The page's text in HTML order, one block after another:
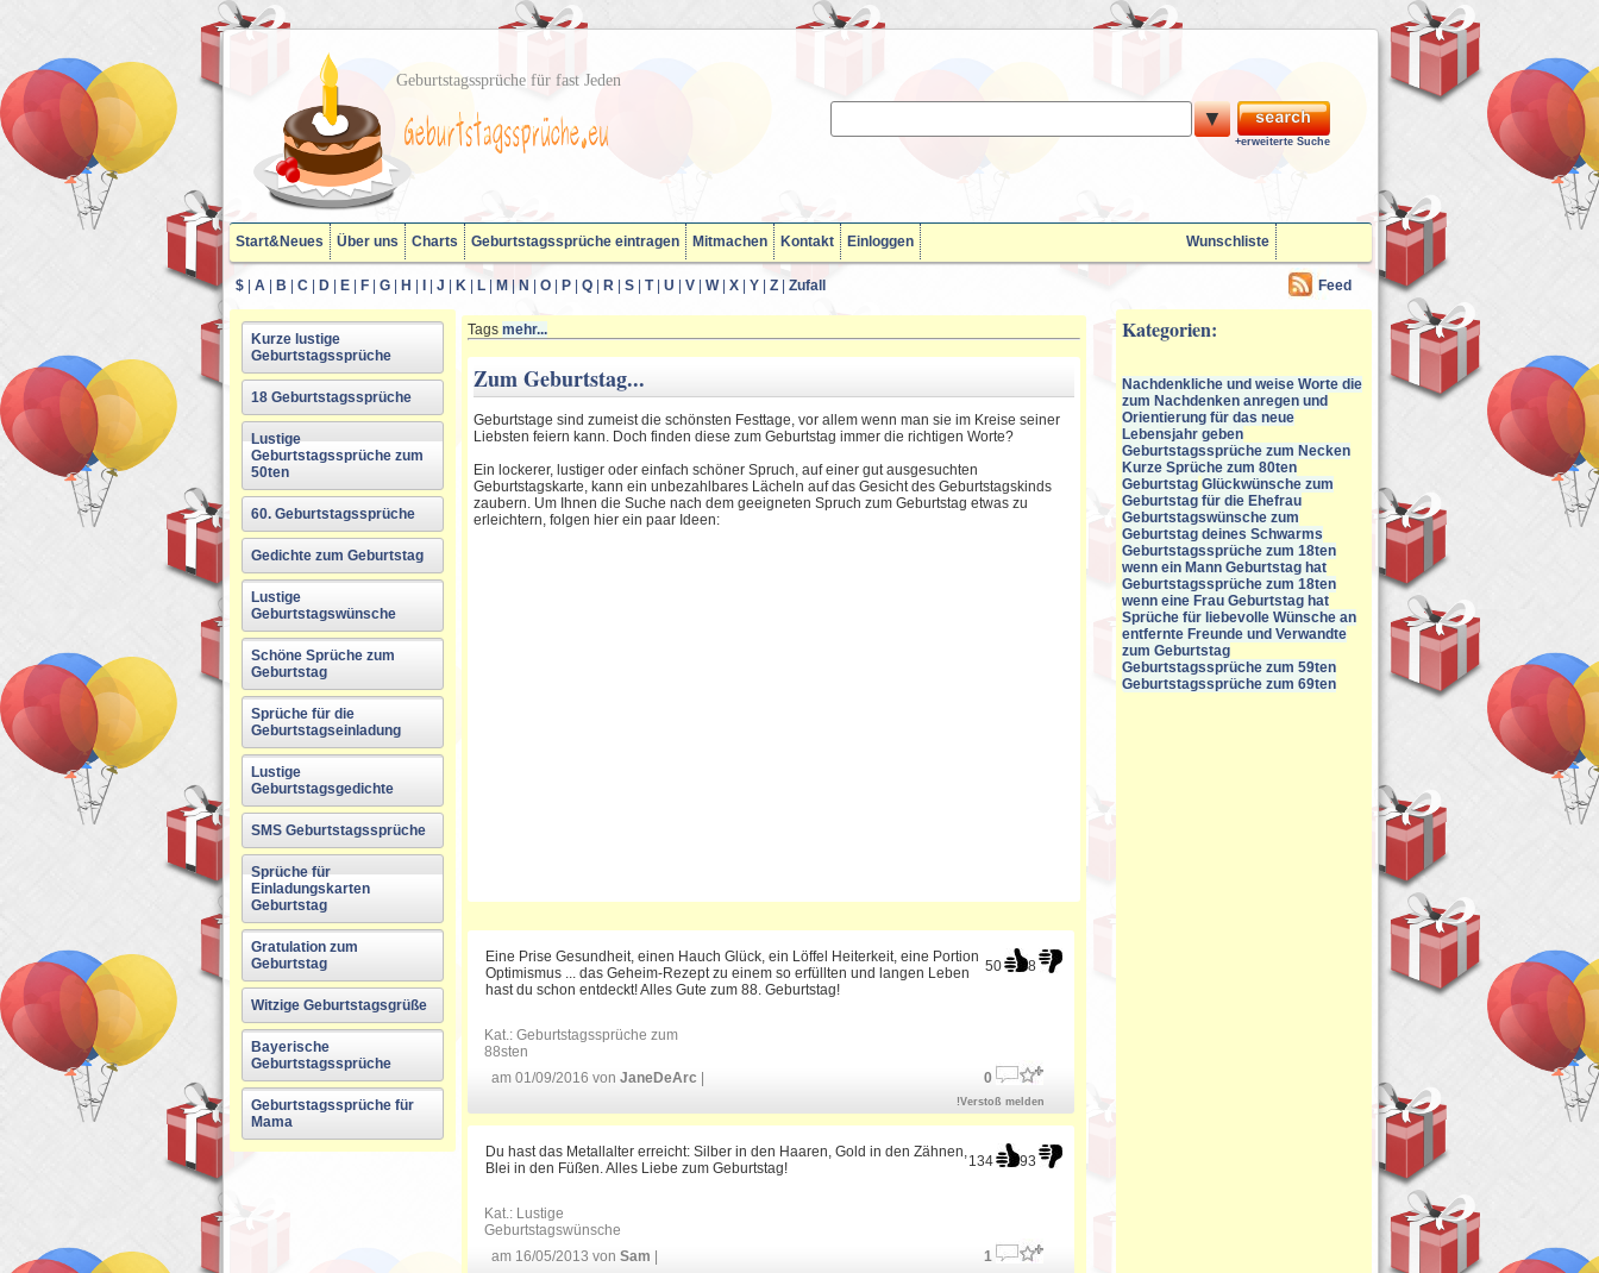
Geburtstagssprüche für fast Jeden
▼
+erweiterte Suche
Start&Neues Über uns Charts Geburtstagssprüche eintragen Mitmachen Kontakt Einloggen Wunschliste
$ A B C D E F G H J K L M N O P Q R S T| U V W| X Y Z Zufall Feed
Kurze lustige
Geburtstagssprüche
18 Geburtstagssprüche
Lustige
Geburtstagssprüche zum
50ten
60. Geburtstagssprüche
Gedichte zum Geburtstag
Lustige
Geburtstagswünsche
Schöne Sprüche zum
Geburtstag
Sprüche für die
Geburtstagseinladung
Lustige
Geburtstagsgedichte
SMS Geburtstagssprüche
Sprüche für
Einladungskarten
Geburtstag
Gratulation zum
Geburtstag
Witzige Geburtstagsgrüße
Bayerische
Geburtstagssprüche
Geburtstagssprüche für
Mama
Tags mehr...
Zum Geburtstag...
Geburtstage sind zumeist die schönsten Festtage, vor allem wenn man sie im Kreise seiner
Liebsten feiern kann. Doch finden diese zum Geburtstag immer die richtigen Worte?
Ein lockerer, lustiger oder einfach schöner Spruch, auf einer gut ausgesuchten
Geburtstagskarte, kann ein unbezahlbares Lächeln auf das Gesicht des Geburtstagskinds
zaubern. Um Ihnen die Suche nach dem geeigneten Spruch zum Geburtstag etwas zu
erleichtern, folgen hier ein paar Ideen:
50 8
Eine Prise Gesundheit, einen Hauch Glück, ein Löffel Heiterkeit, eine Portion
Optimismus ... das Geheim-Rezept zu einem so erfüllten und langen Leben
hast du schon entdeckt! Alles Gute zum 88. Geburtstag!
Kat.: Geburtstagssprüche zum
88sten
am 01/09/2016 von JaneDeArc 0
!Verstoß melden
134 93
Du hast das Metallalter erreicht: Silber in den Haaren, Gold in den Zähnen,
Blei in den Füßen. Alles Liebe zum Geburtstag!
Kat.: Lustige
Geburtstagswünsche
am 16/05/2013 von Sam 1
Kategorien:
Nachdenkliche und weise Worte die
zum Nachdenken anregen und
Orientierung für das neue
Lebensjahr geben
Geburtstagssprüche zum Necken
Kurze Sprüche zum 80ten
Geburtstag Glückwünsche zum
Geburtstag für die Ehefrau
Geburtstagswünsche zum
Geburtstag deines Schwarms
Geburtstagssprüche zum 18ten
wenn ein Mann Geburtstag hat
Geburtstagssprüche zum 18ten
wenn eine Frau Geburtstag hat
Sprüche für liebevolle Wünsche an
entfernte Freunde und Verwandte
zum Geburtstag
Geburtstagssprüche zum 59ten
Geburtstagssprüche zum 69ten